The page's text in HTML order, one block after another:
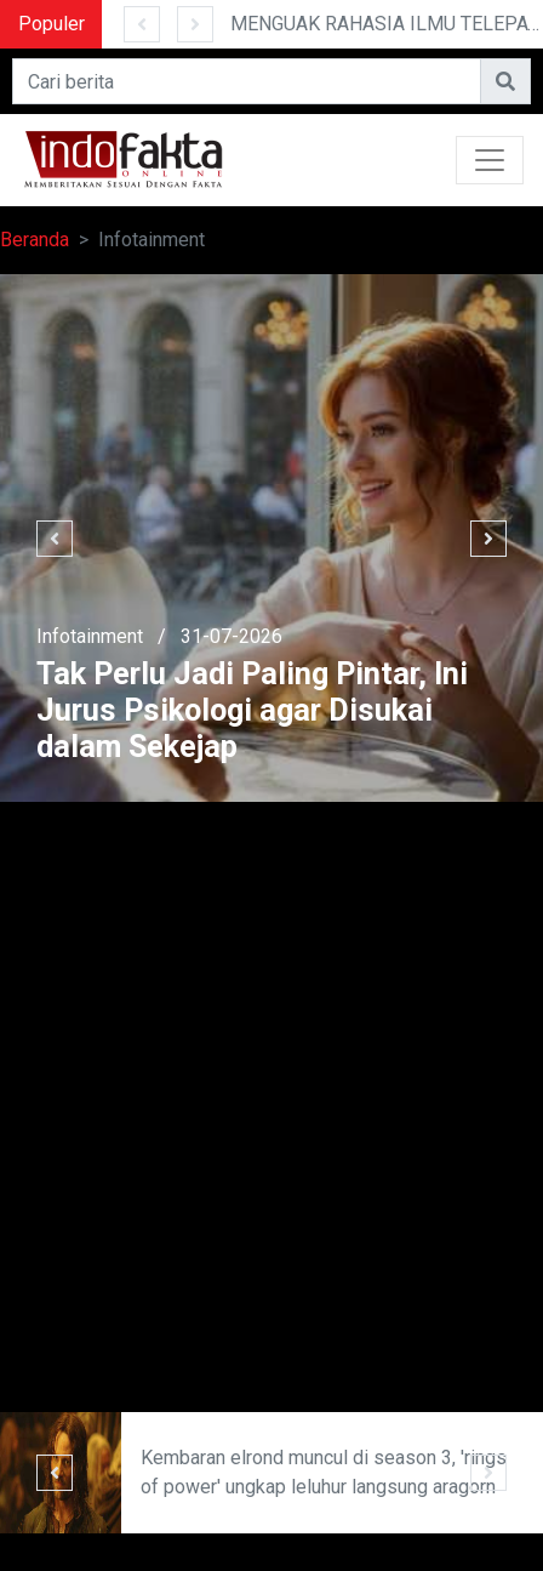
Populer MENGUAK RAHASIA ILMU TELEPATI
Beranda Infotainment
Infotainment / 31-07-2026
Tak Perlu Jadi Paling Pintar, Ini
Jurus Psikologi agar Disukai
dalam Sekejap
Kembaran elrond muncul di season 3, 'rings
of power' ungkap leluhur langsung aragorn